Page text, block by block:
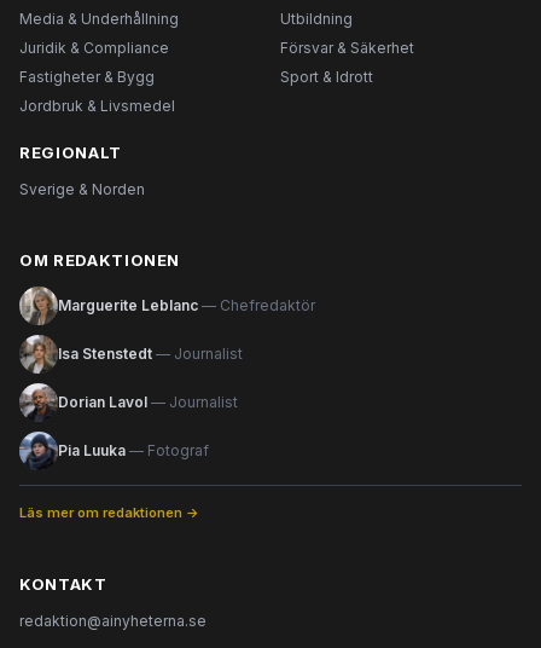
Media & Underhållning
Utbildning
Juridik & Compliance
Försvar & Säkerhet
Fastigheter & Bygg
Sport & Idrott
Jordbruk & Livsmedel
REGIONALT
Sverige & Norden
OM REDAKTIONEN
Marguerite Leblanc — Chefredaktör
Isa Stenstedt — Journalist
Dorian Lavol — Journalist
Pia Luuka — Fotograf
Läs mer om redaktionen →
KONTAKT
redaktion@ainyheterna.se